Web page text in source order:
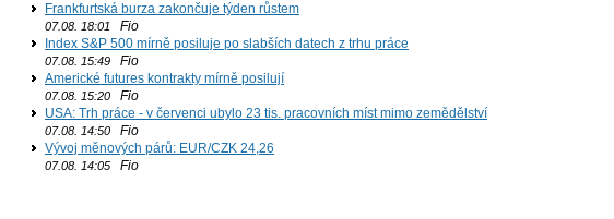
Frankfurtská burza zakončuje týden růstem
07.08. 18:01
Fio
Index S&P 500 mírně posiluje po slabších datech z trhu práce
07.08. 15:49 Fio
Americké futures kontrakty mírně posilují
07.08. 15:20 Fio
USA: Trh práce - v červenci ubylo 23 tis. pracovních míst mimo zemědělství
07.08. 14:50 Fio
Vývoj měnových párů: EUR/CZK 24,26
07.08. 14:05 Fio